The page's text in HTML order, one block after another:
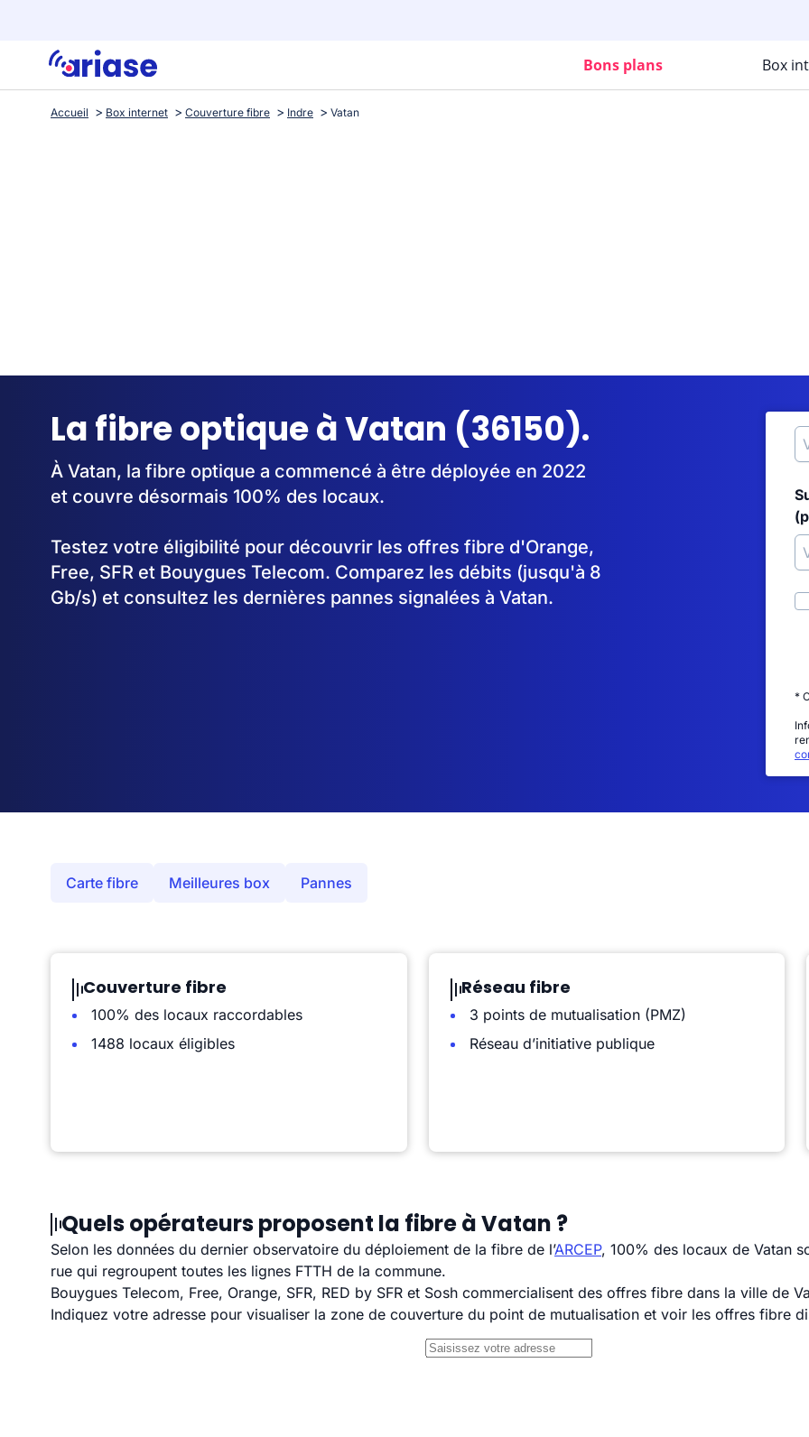
Bons plans Box
Accueil Box internet Couverture fibre Indre Vatan
La fibre optique à Vatan (36150).
À Vatan, la fibre optique a commencé à être déployée en 2022
et couvre désormais 100% des locaux.
Testez votre éligibilité pour découvrir les offres fibre d'Orange,
Free, SFR et Bouygues Telecom. Comparez les débits (jusqu'à 8
Gb/s) et consultez les dernières pannes signalées à Vatan.
*
Carte fibre Meilleures box Pannes
Couverture fibre
100% des locaux raccordables
1488 locaux éligibles
Réseau fibre
3 points de mutualisation (PMZ)
Réseau d’initiative publique
Quels opérateurs proposent la fibre à Vatan ?
Selon les données du dernier observatoire du déploiement de la fibre de l’ARCEP, 100% des locaux de Vatan
rue qui regroupent toutes les lignes FTTH de la commune.
Bouygues Telecom, Free, Orange, SFR, RED by SFR et Sosh commercialisent des offres fibre dans la ville de
Indiquez votre adresse pour visualiser la zone de couverture du point de mutualisation et voir les offres fibre